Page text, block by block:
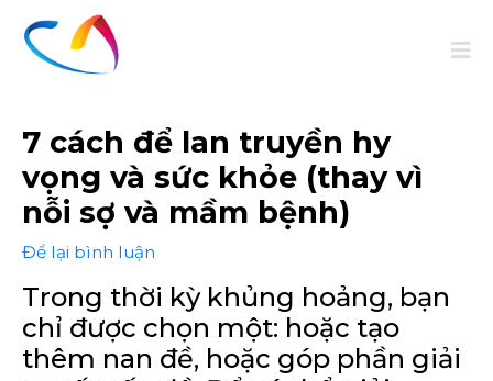
7 cách để lan truyền hy
vọng và sức khỏe (thay vì
nỗi sợ và mầm bệnh)
Để lại bình luận
Trong thời kỳ khủng hoảng, bạn
chỉ được chọn một: hoặc tạo
thêm nan đề, hoặc góp phần giải